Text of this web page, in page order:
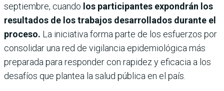
septiembre, cuando los participantes expondrán los
resultados de los trabajos desarrollados durante el
proceso. La iniciativa forma parte de los esfuerzos por
consolidar una red de vigilancia epidemiológica más
preparada para responder con rapidez y eficacia a los
desafíos que plantea la salud pública en el país.